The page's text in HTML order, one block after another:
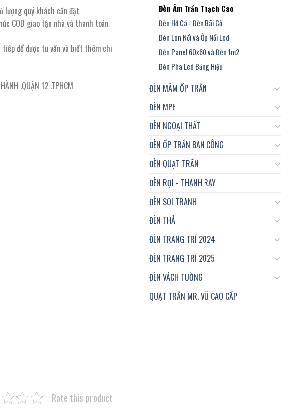
Đèn Âm Trần Thạch Cao
Đèn Hồ Cá - Đèn Bãi Cỏ
Đèn Lon Nổi và Ốp Nổi Led
Đèn Panel 60x60 và Đèn 1m2
Đèn Pha Led Bảng Hiệu
ĐÈN MÂM ỐP TRẦN
ĐÈN MPE
ĐÈN NGOẠI THẤT
ĐÈN ỐP TRẦN BAN CÔNG
ĐÈN QUẠT TRẦN
ĐÈN RỌI - THANH RAY
ĐÈN SOI TRANH
ĐÈN THẢ
ĐÈN TRANG TRÍ 2024
ĐÈN TRANG TRÍ 2025
ĐÈN VÁCH TƯỜNG
QUẠT TRẦN MR. VŨ CAO CẤP
lượng quý khách cần đặt
COD giao tận nhà và thanh toán
để được tư vấn và biết thêm chi
.QUẬN 12 .TPHCM
Rate this product